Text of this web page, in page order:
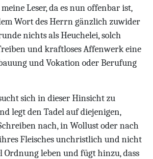
Leser, da es nun offenbar ist,
Wort des Herrn gänzlich zuwider
nichts als Heuchelei, solch
und kraftloses Affenwerk eine
und Vokation oder Berufung
sich in dieser Hinsicht zu
legt den Tadel auf diejenigen,
nach, in Wollust oder nach
Fleisches unchristlich und nicht
Ordnung leben und fügt hinzu, dass